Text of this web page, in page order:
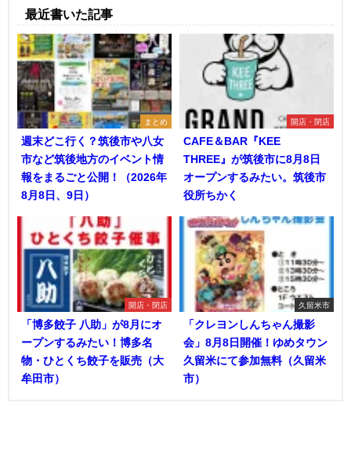
最近書いた記事
まとめ
週末どこ行く？筑後市や八女
市など筑後地方のイベント情
報をまるごと公開！（2026年
8月8日、9日）
開店・閉店
CAFE＆BAR『KEE
THREE』が筑後市に8月8日
オープンするみたい。筑後市
役所ちかく
開店・閉店
「博多餃子 八助」が8月にオ
ープンするみたい！博多名
物・ひとくち餃子を販売（大
牟田市）
久留米市
「クレヨンしんちゃん撮影
会」8月8日開催！ゆめタウン
久留米にて参加無料（久留米
市）